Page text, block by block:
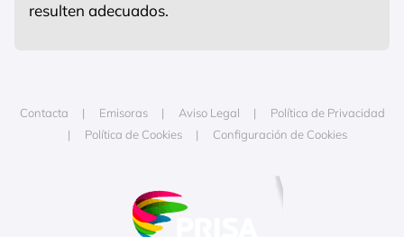
resulten adecuados.
Contacta Emisoras Aviso Legal
Política de Privacidad
Política de Cookies
Configuración de Cookies